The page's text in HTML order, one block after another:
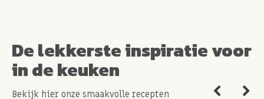
De lekkerste inspiratie voor
in de keuken
Bekijk hier onze smaakvolle recepten